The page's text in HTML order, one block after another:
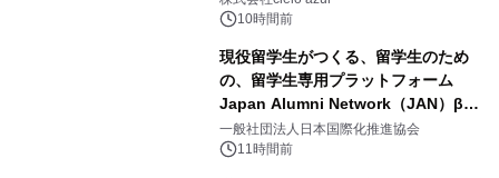
10時間前
現役留学生がつくる、留学生のため
の、留学生専用プラットフォーム
Japan Alumni Network（JAN）β版
をリリース
一般社団法人日本国際化推進協会
11時間前